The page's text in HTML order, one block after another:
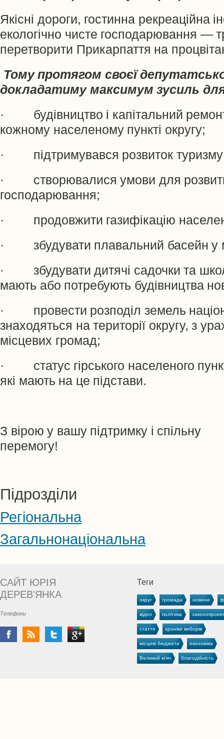
Якісні дороги, гостинна рекреаційна
екологічно чисте господарювання —
перетворити Прикарпаття на
Тому протягом своєї
докладатиму максимум зусиль
· будівництво і капітальний
кожному населеному пункті округу;
· підтримувався розвиток
· створювалися умови для
господарювання;
· продовжити газифікацію
· збудувати плавальний басейн у
· збудувати дитячі садочки та
мають або потребують будівництва
· провести розподіл земель
знаходяться на території округу, з
місцевих громад;
· статус гірського населеного
які мають на це підстави.
З вірою у вашу підтримку і спільну
Підрозділи
Регіональна
Загальнонаціональна
САЙТ ЮРІЯ
ДЕРЕВ'ЯНКА
Телефони
Теги
округ громада новини
відео політика
стаття хроніки виборів
місцеві бюджети економіка
Великий м'яч благодійність